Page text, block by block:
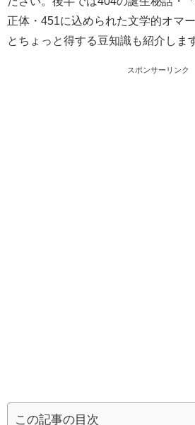
正体・451に込められた文学的オマ
とちょっと得する豆知識も紹介しま
スポンサーリンク
この記事の目次